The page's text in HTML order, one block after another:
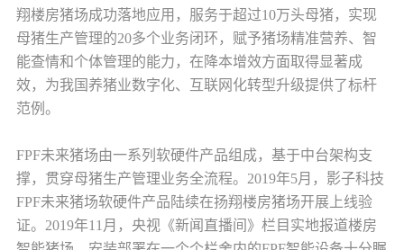
翔楼房猪场成功落地应用，服务于超过10万头母猪，实现
母猪生产管理的20多个业务闭环，赋予猪场精准营养、智
能查情和个体管理的能力，在降本增效方面取得显著成
效，为我国养猪业数字化、互联网化转型升级提供了标杆
范例。
FPF未来猪场由一系列软硬件产品组成，基于中台架构支
撑，贯穿母猪生产管理业务全流程。2019年5月，影子科技
FPF未来猪场软硬件产品陆续在扬翔楼房猪场开展上线验
证。2019年11月，央视《新闻直播间》栏目实地报道楼房